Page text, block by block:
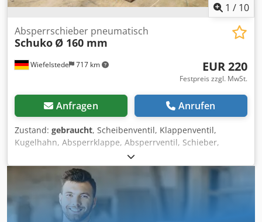
1 / 10
Wiefelstede 717 km
Absperrschieber pneumatisch
Schuko Ø 160 mm
EUR 220
Festpreis zzgl. MwSt.
Anfragen Anrufen
Zustand: gebraucht, Scheibenventil, Klappenventil,
Kugelhahn, Absperrklappe, Absperrventil, Schieber,
Pneumatischer Energiesparschieber -Hersteller: Schuko,
Pneumatischer Absperrschieber Typ 160 -Durchmesser:
160 mm Cedpfx Alemydmqsreha -Ventilantrieb: 220 V ,
umrüstbar auf 24 V -Nenndruck: max. 6 bar -Anzahl: 5x
Absperrschieber vorhanden -Preis: pro Stück -
Abmessungen: 530/220/H150 mm -Gewicht: 4,5 kg/St.